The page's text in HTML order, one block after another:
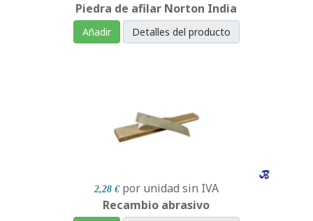
Piedra de afilar Norton India
Añadir Detalles del producto
2,28 € por unidad sin IVA
Recambio abrasivo